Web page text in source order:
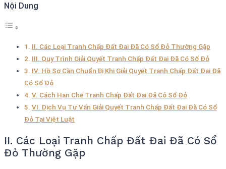
Nội Dung
II. Các Loại Tranh Chấp Đất Đai Đã Có Sổ Đỏ Thường Gặp
III. Quy Trình Giải Quyết Tranh Chấp Đất Đai Đã Có Sổ Đỏ
IV. Hồ Sơ Cần Chuẩn Bị Khi Giải Quyết Tranh Chấp Đất Đai Đã
Có Sổ Đỏ
V. Cách Hạn Chế Tranh Chấp Đất Đai Đã Có Sổ Đỏ
VI. Dịch Vụ Tư Vấn Giải Quyết Tranh Chấp Đất Đai Đã Có Sổ
Đỏ Tại Việt Luật
II. Các Loại Tranh Chấp Đất Đai Đã Có Sổ
Đỏ Thường Gặp